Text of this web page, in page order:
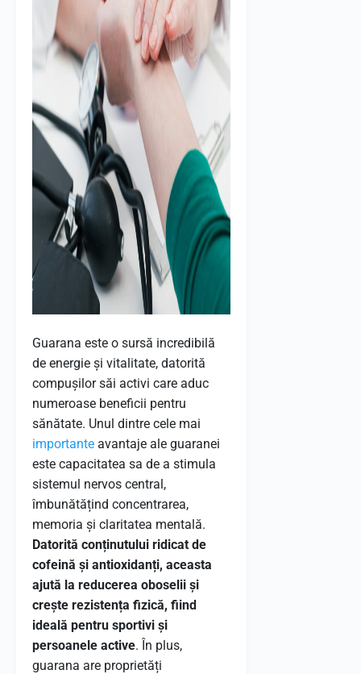
Guarana este o sursă incredibilă
de energie și vitalitate, datorită
compușilor săi activi care aduc
numeroase beneficii pentru
sănătate. Unul dintre cele mai
importante avantaje ale guaranei
este capacitatea sa de a stimula
sistemul nervos central,
îmbunătățind concentrarea,
memoria și claritatea mentală.
Datorită conținutului ridicat de
cofeină și antioxidanți, aceasta
ajută la reducerea oboselii și
crește rezistența fizică, fiind
ideală pentru sportivi și
persoanele active. În plus,
guarana are proprietăți